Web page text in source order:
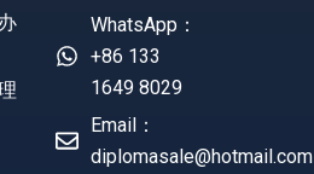
WhatsApp：
+86 133
1649 8029
Email：
diplomasale@hotmail.com